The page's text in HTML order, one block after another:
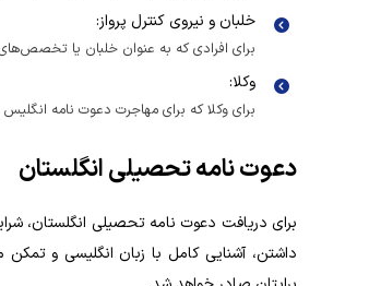
خلبان و نیروی کنترل پرواز:
برای افرادی که به عنوان خلبان یا
وکلا:
برای وکلا که برای مهاجرت دعوت‌ نامه
دعوت‌ نامه تحصیلی انگلستان
داشتن، آشنایی کامل با زبان انگلیسی و